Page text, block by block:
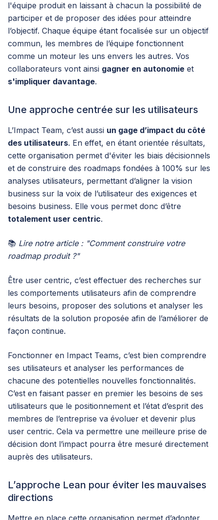
l'équipe produit en laissant à chacun la possibilité de
participer et de proposer des idées pour atteindre
l’objectif. Chaque équipe étant focalisée sur un objectif
commun, les membres de l’équipe fonctionnent
comme un moteur les uns envers les autres. Vos
collaborateurs vont ainsi gagner en autonomie et
s'impliquer davantage.
Une approche centrée sur les utilisateurs
L’Impact Team, c’est aussi un gage d’impact du côté
des utilisateurs. En effet, en étant orientée résultats,
cette organisation permet d'éviter les biais décisionnels
et de construire des roadmaps fondées à 100% sur les
analyses utilisateurs, permettant d’aligner la vision
business sur la voix de l’utilisateur des exigences et
besoins business. Elle vous permet donc d’être
totalement user centric.
📚 Lire notre article : "Comment construire votre
roadmap produit ?"
Être user centric, c’est effectuer des recherches sur
les comportements utilisateurs afin de comprendre
leurs besoins, proposer des solutions et analyser les
résultats de la solution proposée afin de l’améliorer de
façon continue.
Fonctionner en Impact Teams, c’est bien comprendre
ses utilisateurs et analyser les performances de
chacune des potentielles nouvelles fonctionnalités.
C’est en faisant passer en premier les besoins de ses
utilisateurs que le positionnement et l’état d’esprit des
membres de l’entreprise va évoluer et devenir plus
user centric. Cela va permettre une meilleure prise de
décision dont l’impact pourra être mesuré directement
auprès des utilisateurs.
L’approche Lean pour éviter les mauvaises
directions
Mettre en place cette organisation permet d’adopter